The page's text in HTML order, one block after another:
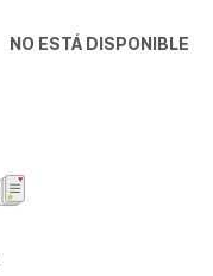
NO ESTÁ DISPONIBLE